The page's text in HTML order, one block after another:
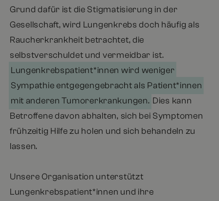
Grund dafür ist die Stigmatisierung in der
Gesellschaft, wird Lungenkrebs doch häufig als
Raucherkrankheit betrachtet, die
selbstverschuldet und vermeidbar ist.
Lungenkrebspatient*innen wird weniger
Sympathie entgegengebracht als Patient*innen
mit anderen Tumorerkrankungen. Dies kann
Betroffene davon abhalten, sich bei Symptomen
frühzeitig Hilfe zu holen und sich behandeln zu
lassen.
Unsere Organisation unterstützt
Lungenkrebspatient*innen und ihre